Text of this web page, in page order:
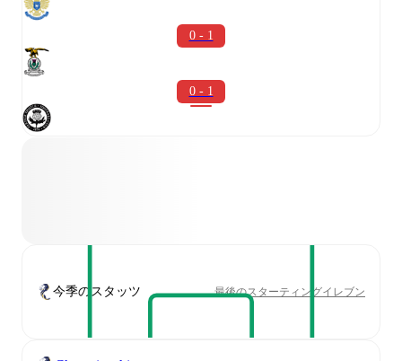
0 - 1
0 - 1
今季のスタッツ 最後のスターティングイレブン